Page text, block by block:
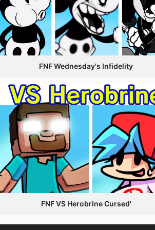
FNF Wednesday's Infidelity
FNF VS Herobrine Cursed'